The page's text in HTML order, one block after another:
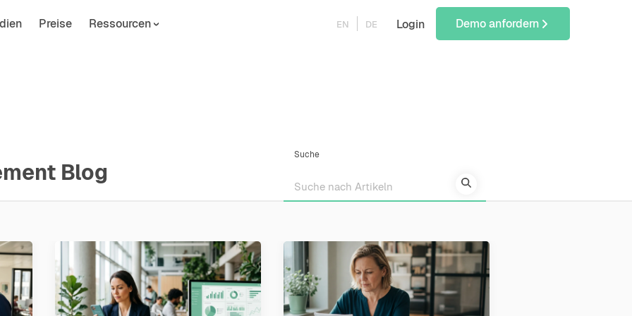
Preise Ressourcen EN DE Login Demo anfordern
Blog
Suche
search